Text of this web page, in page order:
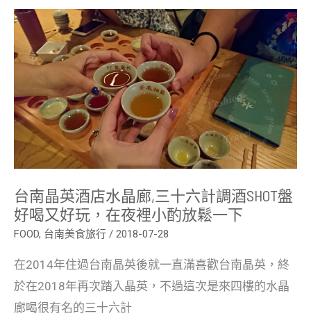
台南晶英酒店水晶廊,三十六計調酒SHOT盤
好喝又好玩，在夜裡小酌放鬆一下
FOOD, 台南美食旅行 / 2018-07-28
在2014年住過台南晶英後就一直滿喜歡台南晶英，終
於在2018年再次踏入晶英，不過這次是來四樓的水晶
廊喝很有名的三十六計
台
晶
英
酒
晶
廊,
三
十
六
計
調
SHOT
盤
好
喝
又
玩，
夜
小